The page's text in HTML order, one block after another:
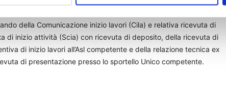
sarà il reperimento delle abilitazioni amministrative richieste
della Comunicazione inizio lavori (Cila) e relativa ricevuta di
di inizio attività (Scia) con ricevuta di deposito, della ricevuta di
di inizio lavori all’Asl competente e della relazione tecnica ex
di presentazione presso lo sportello Unico competente.